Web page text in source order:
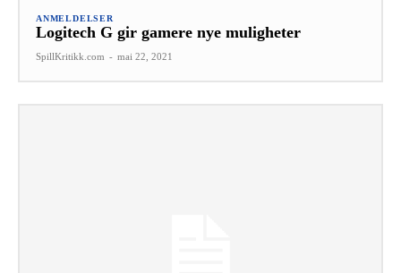
ANMELDELSER
Logitech G gir gamere nye muligheter
SpillKritikk.com - mai 22, 2021